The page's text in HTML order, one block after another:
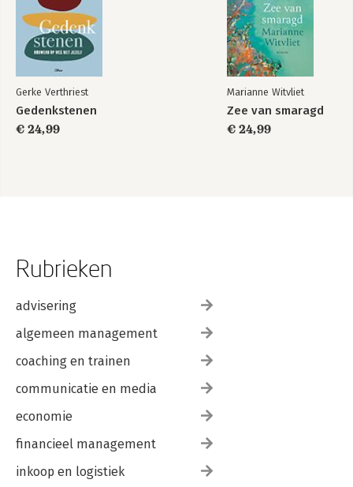
Gerke Verthriest
Gedenkstenen
€ 24,99
Marianne Witvliet
Zee van smaragd
€ 24,99
Rubrieken
advisering
algemeen management
coaching en trainen
communicatie en media
economie
financieel management
inkoop en logistiek